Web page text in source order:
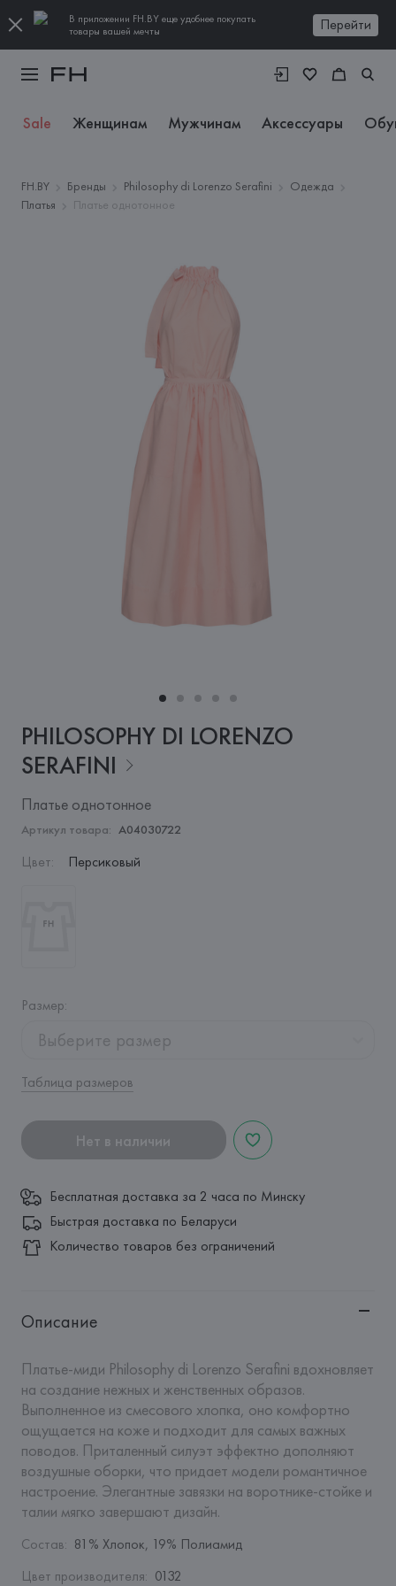
В приложении FH.BY еще удобнее покупать
товары вашей мечты
Перейти
Sale Женщинам Мужчинам Аксессуары
FH.BY Бренды Philosophy di Lorenzo Serafini
Одежда
Платья
Платье однотонное
PHILOSOPHY DI LORENZO
SERAFINI
Платье однотонное
Артикул товара: A04030722
Цвет: Персиковый
Размер:
Выберите размер
Таблица размеров
Нет в наличии
Бесплатная доставка за 2 часа по Минску
Быстрая доставка по Беларуси
Количество товаров без ограничений
Описание
Платье-миди Philosophy di Lorenzo Serafini вдохновляет
на создание нежных и женственных образов.
Выполненное из смесового хлопка, оно комфортно
ощущается на коже и подходит для самых важных
поводов. Приталенный силуэт эффектно дополняют
воздушные оборки, что придает модели романтичное
настроение. Элегантные завязки на воротнике-стойке и
талии мягко завершают дизайн.
Состав: 81% Хлопок, 19% Полиамид
Цвет производителя: 0132